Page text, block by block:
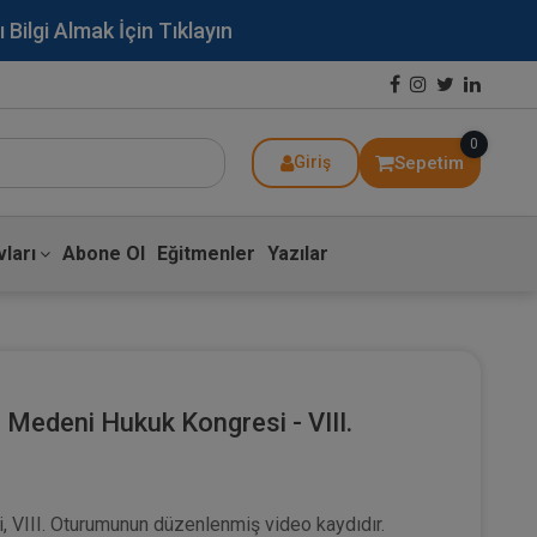
Almak İçin Tıklayın
Giriş Sepetim
0
Abone Ol Eğitmenler Yazılar
Hukuk Kongresi - VIII.
Oturumunun düzenlenmiş video kaydıdır.